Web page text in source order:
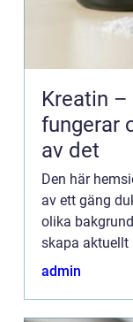
Kreatin –
fungerar
av det
Den här
av ett gäng
olika
skapa aktuellt
utmanande
admin